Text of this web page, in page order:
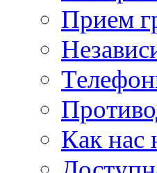
Прием
Как нас